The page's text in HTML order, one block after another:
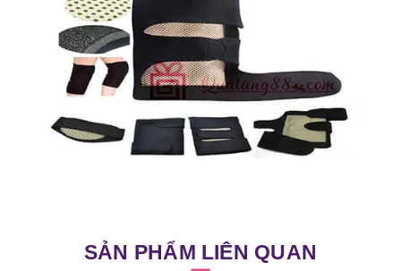
SẢN PHẨM LIÊN QUAN